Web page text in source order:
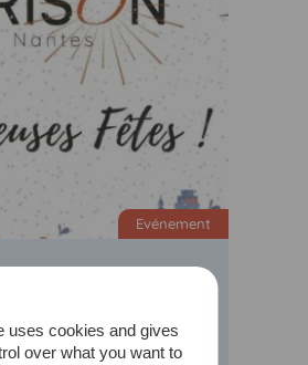
Evénement
Noël On peut
uses cookies and gives
over what you want to